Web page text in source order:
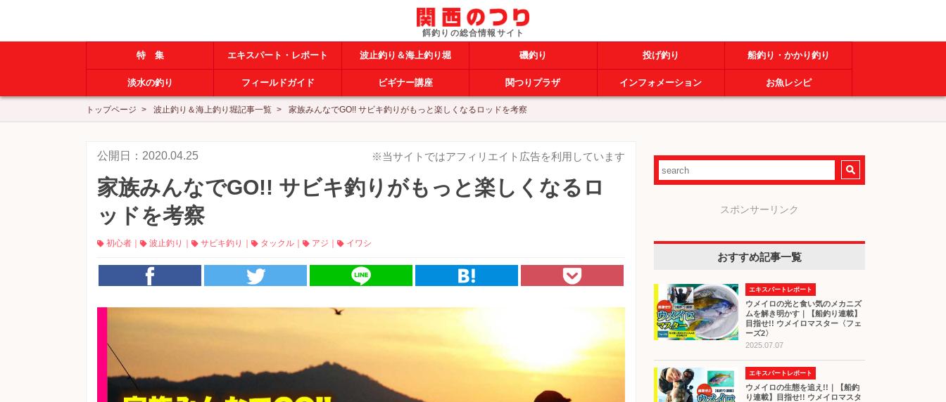
特 集 エキスパート・レポート 波止釣り＆海上釣り堀 磯釣り 投げ釣り 船釣り・かかり釣り
淡水の釣り フィールドガイド ビギナー講座 関つりプラザ インフォメーション お魚レシピ
トップページ 波止釣り＆海上釣り堀記事一覧 家族みんなでGO!! サビキ釣りがもっと楽しくなるロッドを考察
公開日：2020.04.25 ※当サイトではアフィリエイト広告を利用しています
家族みんなでGO!! サビキ釣りがもっと楽しくなるロ
ッドを考察
初心者 波止釣り サビキ釣り タックル アジ イワシ
スポンサーリンク
おすすめ記事一覧
エキスパートレポート
ウメイロの光と食い気のメカニズ
ムを解き明かす｜【船釣り連載】
目指せ!! ウメイロマスター〈フェ
ーズ2〉
2025.07.07
エキスパートレポート
ウメイロの生態を追え!!｜【船釣
り連載】目指せ!! ウメイロマスタ